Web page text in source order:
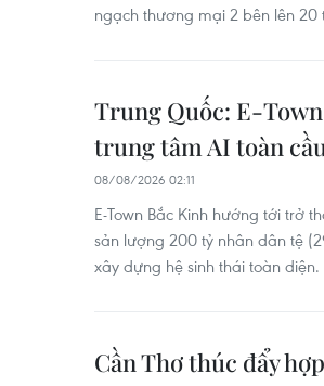
ngạch thương mại 2 bên lên 20
Trung Quốc: E-
trung tâm AI toàn
08/08/2026 02:11
E-Town Bắc Kinh hướng tới trở
sản lượng 200 tỷ nhân dân tệ
xây dựng hệ sinh thái toàn diện.
Cần Thơ thúc đẩy